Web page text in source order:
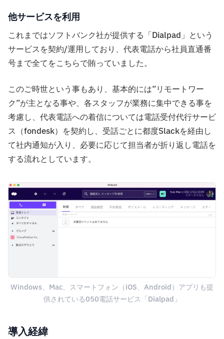
他サービスを利用
これまではソフトバンク社が提供する「Dialpad」という
サービスを契約/運用しており、代表電話から社員直通番
号まで全てをこちらで賄っていました。
このご時世という事もあり、基本的には”リモートワー
ク”が主となる事や、各スタッフが業務に集中できる事を
考慮し、代表電話への着信については電話受付代行サービ
ス（fondesk）を契約し、受話ごとに都度Slackを経由し
て社内通知が入り、必要に応じて担当者が折り返し電話を
する流れとしています。
Windows、Mac、スマートフォン（iOS、Android）アプリも提
供されている050電話サービス「Dialpad」
導入経緯